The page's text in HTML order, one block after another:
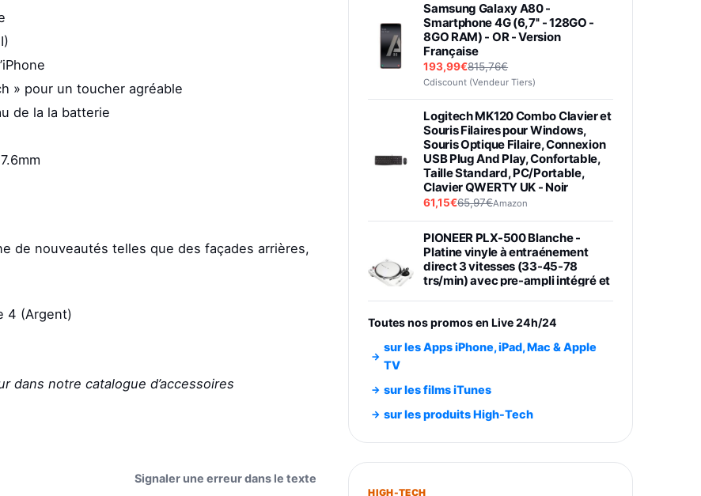
» pour un toucher agréable
de la la batterie
de nouveautés telles que des façades arrières,
4 (Argent)
dans notre catalogue d’accessoires
Signaler une erreur dans le texte
Samsung Galaxy A80 -
Smartphone 4G (6,7'' - 128GO -
8GO RAM) - OR - Version
Française
193,99€815,76€
Cdiscount (Vendeur Tiers)
Logitech MK120 Combo Clavier et
Souris Filaires pour Windows,
Souris Optique Filaire, Connexion
USB Plug And Play, Confortable,
Taille Standard, PC/Portable,
Clavier QWERTY UK - Noir
61,15€65,97€Amazon
PIONEER PLX-500 Blanche -
Platine vinyle à entraénement
direct 3 vitesses (33-45-78
trs/min) avec pre-ampli intégré et
Smartphone SAMSUNG Galaxy
Smartphone SAMSUNG Galaxy
S26+ Violet 256Go
749,99€1240,43€Fnac (Vendeur Tiers)
Toutes nos promos en Live 24h/24
sur les Apps iPhone, iPad, Mac & Apple
TV
sur les films iTunes
sur les produits High-Tech
HIGH-TECH